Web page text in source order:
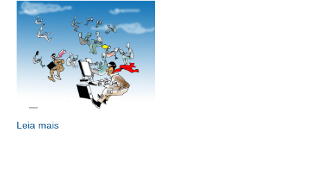
Leia mais